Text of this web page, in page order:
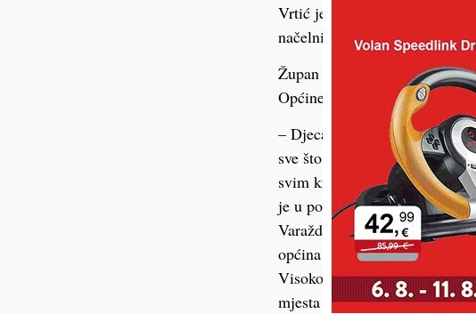
Vrtić je budućnost našega
načelnik Mateković.
Župan Varaždinske županije
Općine Visoko i Varaždinske
– Djeca su u našoj županiji
sve što je potrebno za
svim krajevima županije
je u posljednjih osam godina,
Varaždinskoj županiji
općina će na svom području
Visoko. Danas šaljemo
mjesta i naselja, te činimo